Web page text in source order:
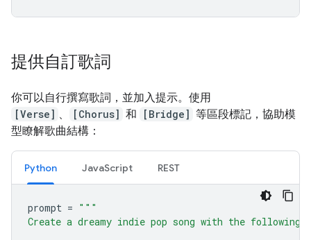
提供自訂歌詞
你可以自行撰寫歌詞，並加入提示。使用
[Verse] 、 [Chorus] 和 [Bridge] 等區段標記，協助模
型瞭解歌曲結構：
Python JavaScript REST
prompt = """
Create a dreamy indie pop song with the